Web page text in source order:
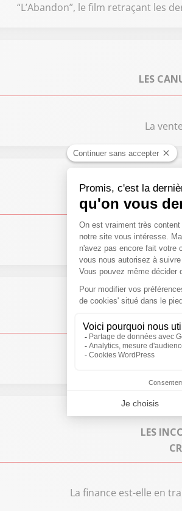
“L’Abandon”, le film retraçant les
LES
La
LE COUP DE
Nous n’avons
Cécile de
LES
La finance est-elle en